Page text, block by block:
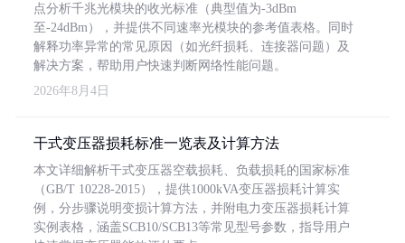
点分析千兆光模块的收光标准（典型值为-3dBm
至-24dBm），并提供不同速率光模块的参考值表格。同时
解释功率异常的常见原因（如光纤损耗、连接器问题）及
解决方案，帮助用户快速判断网络性能问题。
2026年8月4日
干式变压器损耗标准一览表及计算方法
本文详细解析干式变压器空载损耗、负载损耗的国家标准
（GB/T 10228-2015），提供1000kVA变压器损耗计算实
例，分步骤说明变损计算方法，并附电力变压器损耗计算
实例表格，涵盖SCB10/SCB13等常见型号参数，指导用户